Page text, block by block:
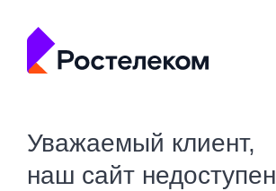
Уважаемый клиент,
наш сайт недоступен